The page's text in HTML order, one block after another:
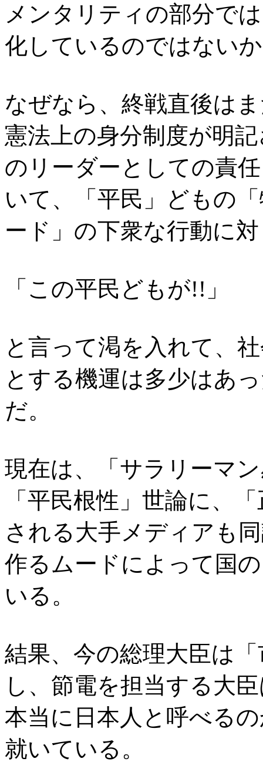
メンタリティの部分で
化しているのではない
なぜなら、終戦直後は
憲法上の身分制度が明
のリーダーとしての責
いて、「平民」どもの
ード」の下衆な行動に
「この平民どもが!!」
と言って渇を入れて、
とする機運は多少はあ
だ。
現在は、「サラリーマ
「平民根性」世論に、
される大手メディアも
作るムードによって国
いる。
結果、今の総理大臣は
し、節電を担当する大
本当に日本人と呼べる
就いている。